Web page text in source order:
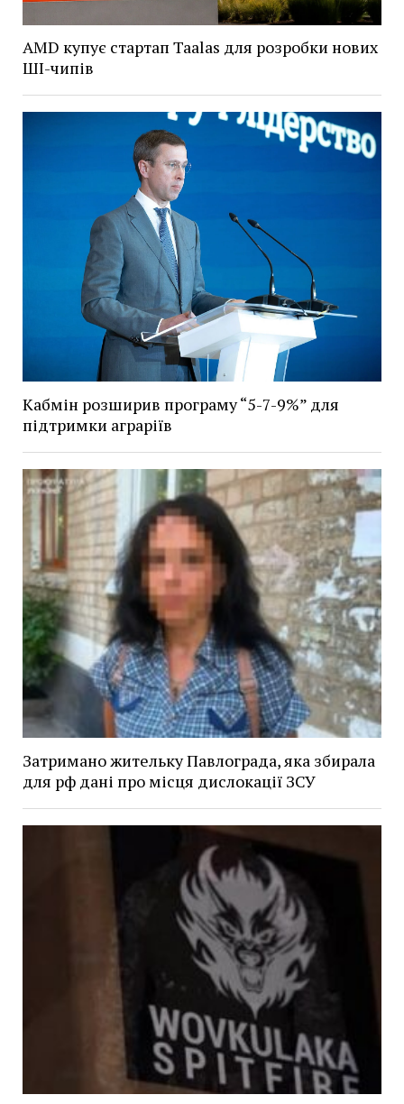
AMD купує стартап Taalas для розробки нових
ШІ-чипів
Кабмін розширив програму “5-7-9%” для
підтримки аграріїв
Затримано жительку Павлограда, яка збирала
для рф дані про місця дислокації ЗСУ